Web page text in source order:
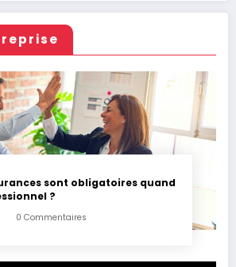
sont obligatoires quand
?
0 Commentaires